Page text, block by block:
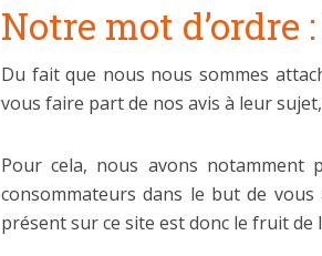
Notre mot d’ordre
Du fait que nous nous sommes
vous faire part de nos avis à leur
Pour cela, nous avons notamment
consommateurs dans le but de
présent sur ce site est donc le fruit de